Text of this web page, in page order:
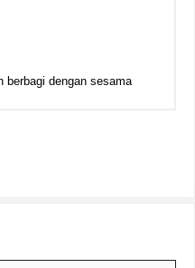
berbagi dengan sesama